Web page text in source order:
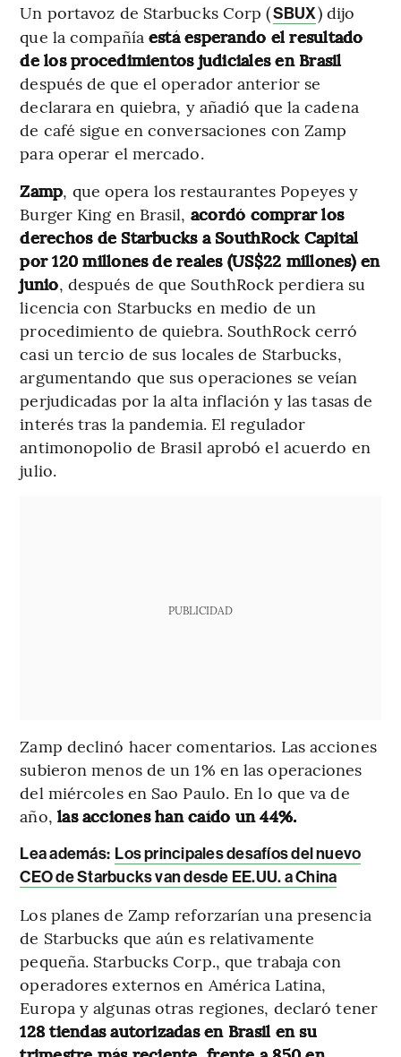
Un portavoz de Starbucks Corp (SBUX) dijo
que la compañía está esperando el resultado
de los procedimientos judiciales en Brasil
después de que el operador anterior se
declarara en quiebra, y añadió que la cadena
de café sigue en conversaciones con Zamp
para operar el mercado.
Zamp, que opera los restaurantes Popeyes y
Burger King en Brasil, acordó comprar los
derechos de Starbucks a SouthRock Capital
por 120 millones de reales (US$22 millones) en
junio, después de que SouthRock perdiera su
licencia con Starbucks en medio de un
procedimiento de quiebra. SouthRock cerró
casi un tercio de sus locales de Starbucks,
argumentando que sus operaciones se veían
perjudicadas por la alta inflación y las tasas de
interés tras la pandemia. El regulador
antimonopolio de Brasil aprobó el acuerdo en
julio.
PUBLICIDAD
Zamp declinó hacer comentarios. Las acciones
subieron menos de un 1% en las operaciones
del miércoles en Sao Paulo. En lo que va de
año, las acciones han caído un 44%.
Lea además: Los principales desafíos del nuevo
CEO de Starbucks van desde EE.UU. a China
Los planes de Zamp reforzarían una presencia
de Starbucks que aún es relativamente
pequeña. Starbucks Corp., que trabaja con
operadores externos en América Latina,
Europa y algunas otras regiones, declaró tener
128 tiendas autorizadas en Brasil en su